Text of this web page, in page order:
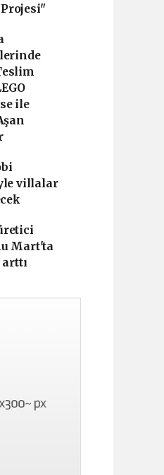
ile
villalar
Mart'ta
arttı